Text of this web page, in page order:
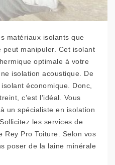
matériaux isolants que
peut manipuler. Cet isolant
optimale à votre
isolation acoustique. De
économique. Donc,
c’est l’idéal. Vous
un spécialiste en isolation
les services de
Rey Pro Toiture. Selon vos
poser de la laine minérale